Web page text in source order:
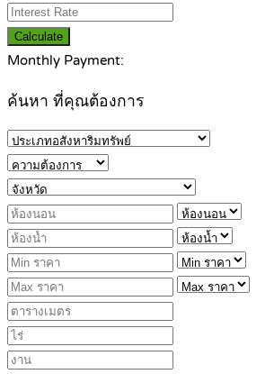
Calculate
Monthly Payment:
ค้นหา ที่คุณต้องการ